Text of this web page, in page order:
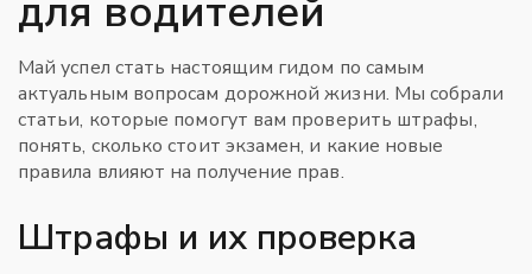
для водителей
Май успел стать настоящим гидом по самым
актуальным вопросам дорожной жизни. Мы собрали
статьи, которые помогут вам проверить штрафы,
понять, сколько стоит экзамен, и какие новые
правила влияют на получение прав.
Штрафы и их проверка